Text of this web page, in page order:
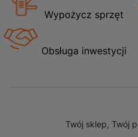
Sztukateria ścienna listwa
zastosowanie w dekoracji
do wykończenia ścian w
sprawiają, że jest idealnym
Wypożycz sprzęt
Obsługa inwestycji
Twój sklep, Twój